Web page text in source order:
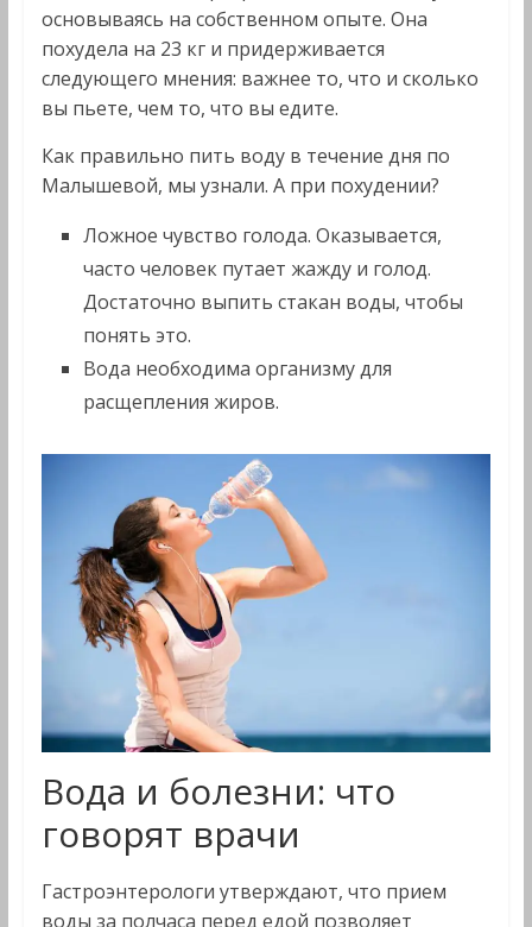
основываясь на собственном опыте. Она
похудела на 23 кг и придерживается
следующего мнения: важнее то, что и сколько
вы пьете, чем то, что вы едите.
Как правильно пить воду в течение дня по
Малышевой, мы узнали. А при похудении?
Ложное чувство голода. Оказывается,
часто человек путает жажду и голод.
Достаточно выпить стакан воды, чтобы
понять это.
Вода необходима организму для
расщепления жиров.
Вода и болезни: что
говорят врачи
Гастроэнтерологи утверждают, что прием
воды за полчаса перед едой позволяет